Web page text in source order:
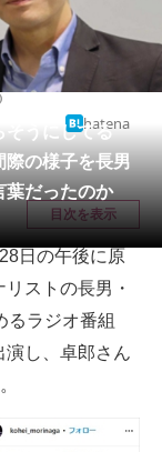
そうにしてる
の様子を長男
だったのか
hatena
目次を表示
日の午後に原
ストの長男・
るラジオ番組
演し、卓郎さん